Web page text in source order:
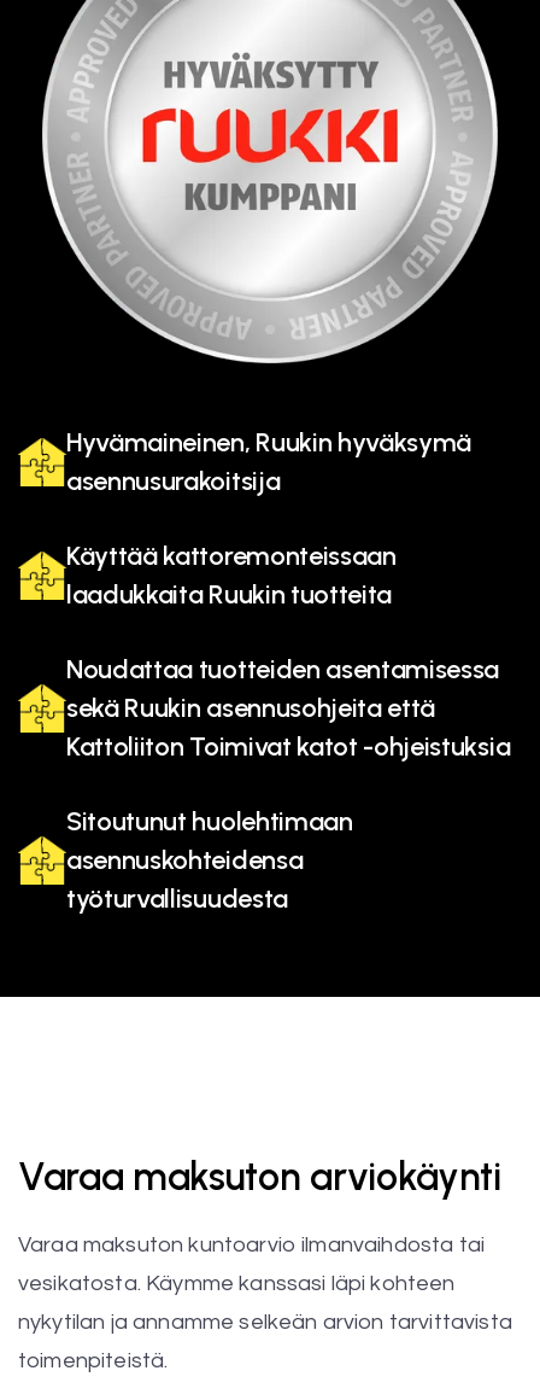
Hyvämaineinen, Ruukin hyväksymä
asennusurakoitsija
Käyttää kattoremonteissaan
laadukkaita Ruukin tuotteita
Noudattaa tuotteiden asentamisessa
sekä Ruukin asennusohjeita että
Kattoliiton Toimivat katot -ohjeistuksia
Sitoutunut huolehtimaan
asennuskohteidensa
työturvallisuudesta
Varaa maksuton arviokäynti
Varaa maksuton kuntoarvio ilmanvaihdosta tai
vesikatosta. Käymme kanssasi läpi kohteen
nykytilan ja annamme selkeän arvion tarvittavista
toimenpiteistä.